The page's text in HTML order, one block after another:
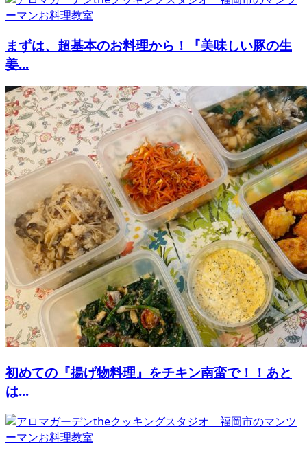
まずは、超基本のお料理から！『美味しい豚の生
姜...
初めての『揚げ物料理』をチキン南蛮で！！あと
は...